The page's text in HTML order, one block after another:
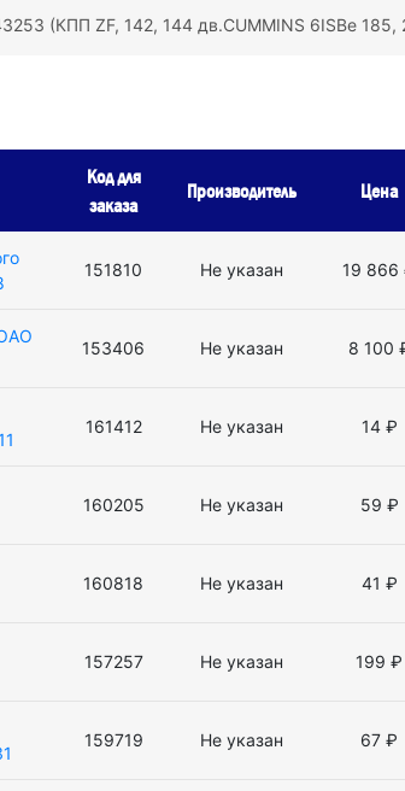
(КПП ZF, 142, 144 дв.CUMMINS 6ISBe 185,
Код для
заказа
Производитель Цена
151810 Не указан 19 866
153406 Не указан 8 100
161412 Не указан 14 ₽
160205 Не указан 59 ₽
160818 Не указан 41 ₽
157257 Не указан 199 ₽
159719 Не указан 67 ₽